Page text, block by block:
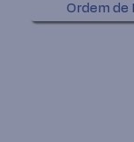
Ordem de